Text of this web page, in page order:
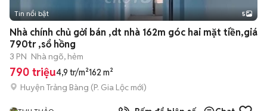
Tin nổi bật 5
Nhà chính chủ gởi bán ,dt nhà 162m góc hai mặt tiền,giá
790tr ,sổ hồng
3 PN Nhà ngõ, hẻm
790 triệu4,9 tr/m²162 m²
Huyện Trảng Bàng (P. Gia Lộc mới)